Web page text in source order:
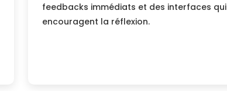
feedbacks immédiats et des interfaces qui
encouragent la réflexion.